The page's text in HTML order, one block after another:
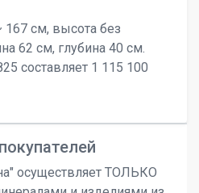
167 см, высота без
62 см, глубина 40 см.
составляет 1 115 100
осуществляет ТОЛЬКО